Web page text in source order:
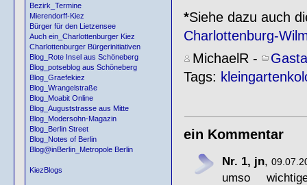
Bezirk_Termine
Mierendorff-Kiez
Bürger für den Lietzensee
Auch ein_Charlottenburger Kiez
Charlottenburger Bürgerinitiativen
Blog_Rote Insel aus Schöneberg
Blog_potseblog aus Schöneberg
Blog_Graefekiez
Blog_Wrangelstraße
Blog_Moabit Online
Blog_Auguststrasse aus Mitte
Blog_Modersohn-Magazin
Blog_Berlin Street
Blog_Notes of Berlin
Blog@inBerlin_Metropole Berlin
KiezBlogs
*Siehe dazu auch
Charlottenburg-
MichaelR -
Tags:
ein Kommentar
Nr. 1, jn,
umso